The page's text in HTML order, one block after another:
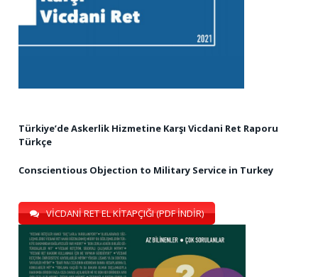
Türkiye’de Askerlik Hizmetine Karşı Vicdani Ret Raporu
Türkçe
Conscientious Objection to Military Service in Turkey
VİCDANİ RET EL KİTAPÇIĞI (PDF İNDİR)